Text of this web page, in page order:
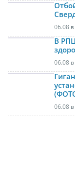
06.08
В
06.08
06.08